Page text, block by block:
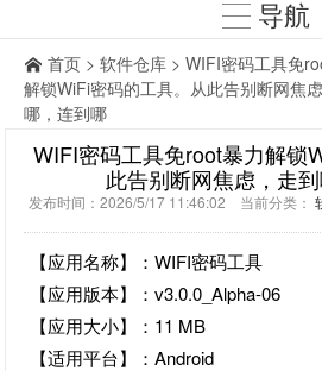
导航
首页 > 软件仓库 > WIFI密码工具免
解锁WiFi密码的工具。从此告别断网焦
哪，连到哪
WIFI密码工具免root暴力解锁
此告别断网焦虑，走
发布时间：2026/5/17 11:46:02 当前分类：
【应用名称】：WIFI密码工具
【应用版本】：v3.0.0_Alpha-06
【应用大小】：11 MB
【适用平台】：Android